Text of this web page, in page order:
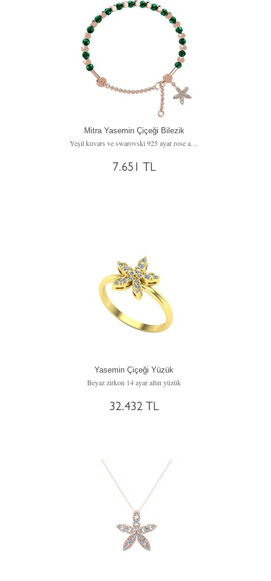
Mitra Yasemin Çiçeği Bilezik
Yeşil kuvars ve swarovski 925 ayar rose altın kaplama gümüş bilezik
7.651 TL
Yasemin Çiçeği Yüzük
Beyaz zirkon 14 ayar altın yüzük
32.432 TL